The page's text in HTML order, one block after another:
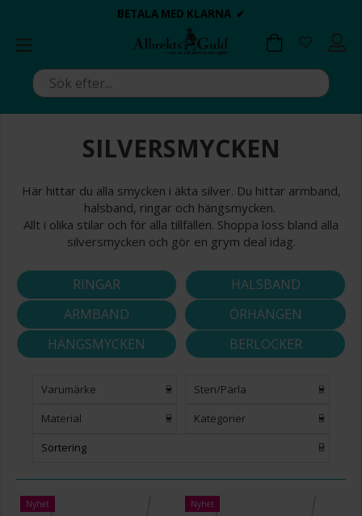
ALLTID BRA PRISER ✔
DAGS ATT POPPA?
💍💘
BETALA MED KLARNA ✔
ALLTID BRA PRISER ✔
DAGS ATT POPPA?
💍💘
SILVERSMYCKEN
Här hittar du alla smycken i äkta silver. Du hittar armband,
halsband, ringar och hängsmycken.
Allt i olika stilar och för alla tillfällen. Shoppa loss bland alla
silversmycken och gör en grym deal idag.
RINGAR
HALSBAND
ARMBAND
ÖRHÄNGEN
HÄNGSMYCKEN
BERLOCKER
Varumärke Sten/Pärla
Material Kategorier
Sortering
Nyhet Nyhet